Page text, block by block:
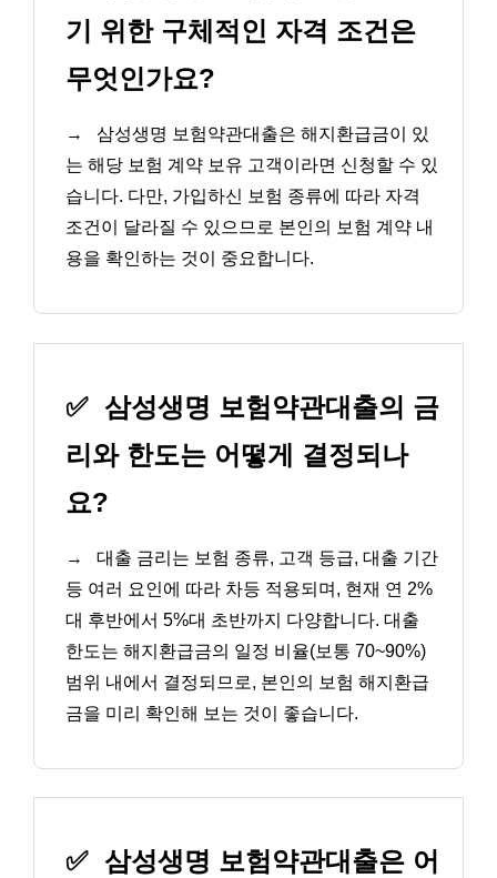
기 위한 구체적인 자격 조건은
무엇인가요?
→
삼성생명 보험약관대출은 해지환급금이 있
는 해당 보험 계약 보유 고객이라면 신청할 수 있
습니다. 다만, 가입하신 보험 종류에 따라 자격
조건이 달라질 수 있으므로 본인의 보험 계약 내
용을 확인하는 것이 중요합니다.
✅ 삼성생명 보험약관대출의 금
리와 한도는 어떻게 결정되나
요?
→
대출 금리는 보험 종류, 고객 등급, 대출 기간
등 여러 요인에 따라 차등 적용되며, 현재 연 2%
대 후반에서 5%대 초반까지 다양합니다. 대출
한도는 해지환급금의 일정 비율(보통 70~90%)
범위 내에서 결정되므로, 본인의 보험 해지환급
금을 미리 확인해 보는 것이 좋습니다.
✅ 삼성생명 보험약관대출은 어